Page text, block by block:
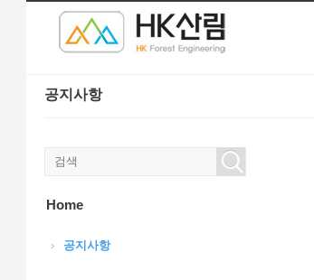
공지사항
Home
공지사항